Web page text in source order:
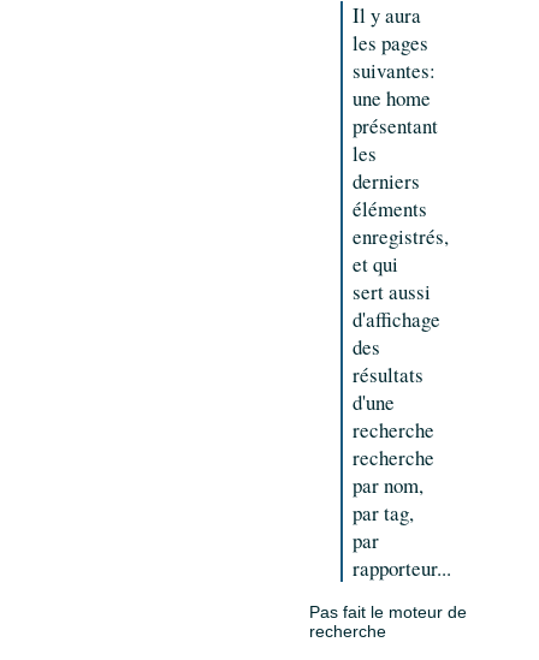
Il y aura
les pages
suivantes:
une home
présentant
les
derniers
éléments
enregistrés,
et qui
sert aussi
d'affichage
des
résultats
d'une
recherche
recherche
par nom,
par tag,
par
rapporteur...
Pas fait le moteur de
recherche